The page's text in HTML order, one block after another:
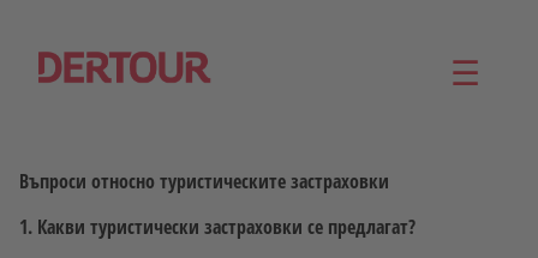
☰
Въпроси относно туристическите застраховки
1. Какви туристически застраховки се предлагат?